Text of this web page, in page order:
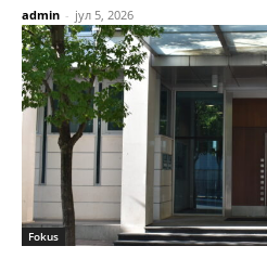
admin - јул 5, 2026
Fokus